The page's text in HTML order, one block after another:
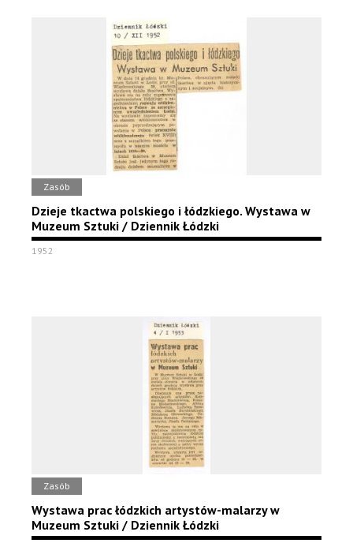
Zasób
Dzieje tkactwa polskiego i łódzkiego. Wystawa w
Muzeum Sztuki / Dziennik Łódzki
1952
Zasób
Wystawa prac łódzkich artystów-malarzy w
Muzeum Sztuki / Dziennik Łódzki